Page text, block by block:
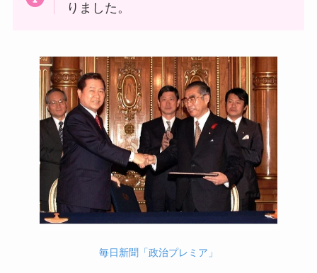
りました。
毎日新聞「政治プレミア」